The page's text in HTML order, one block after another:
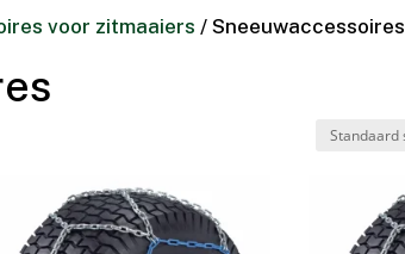
voor zitmaaiers / Sneeuwaccessoires